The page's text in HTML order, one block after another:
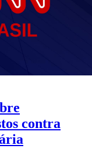
contra